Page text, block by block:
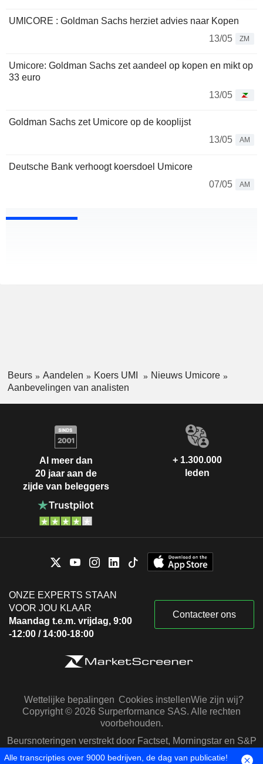
UMICORE : Goldman Sachs herziet advies naar Kopen
13/05
ZM
Umicore: Goldman Sachs zet aandeel op kopen en mikt op
33 euro
13/05
Goldman Sachs zet Umicore op de kooplijst
13/05
AM
Deutsche Bank verhoogt koersdoel Umicore
07/05
AM
Beurs Aandelen Koers UMI
Nieuws Umicore
Aanbevelingen van analisten
Al meer dan
20 jaar aan de
zijde van beleggers
+ 1.300.000
leden
ONZE EXPERTS STAAN
VOOR JOU KLAAR
Maandag t.e.m. vrijdag, 9:00
-12:00 / 14:00-18:00
Contacteer ons
Wettelijke bepalingen Cookies instellenWie zijn wij?
Copyright © 2026 Surperformance SAS. Alle rechten
voorbehouden.
Beursnoteringen verstrekt door Factset, Morningstar en S&P
Capital IQ
Alle transcripties over 9000 bedrijven, de dag van publicatie!